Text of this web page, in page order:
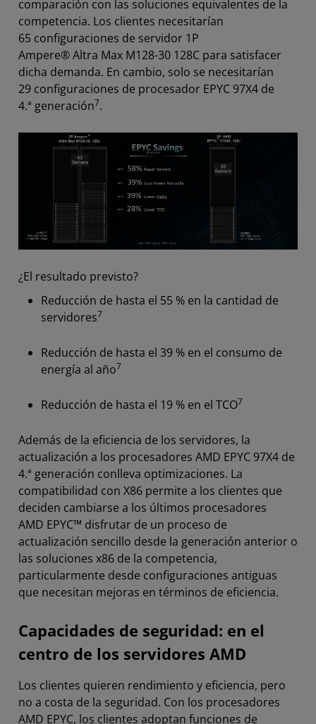
comparación con las soluciones equivalentes de la
competencia. Los clientes necesitarían
65 configuraciones de servidor 1P
Ampere® Altra Max M128-30 128C para satisfacer
dicha demanda. En cambio, solo se necesitarían
29 configuraciones de procesador EPYC 97X4 de
4.ª generación7.
¿El resultado previsto?
Reducción de hasta el 55 % en la cantidad de
servidores7
Reducción de hasta el 39 % en el consumo de
energía al año7
Reducción de hasta el 19 % en el TCO7
Además de la eficiencia de los servidores, la
actualización a los procesadores AMD EPYC 97X4 de
4.ª generación conlleva optimizaciones. La
compatibilidad con X86 permite a los clientes que
deciden cambiarse a los últimos procesadores
AMD EPYC™ disfrutar de un proceso de
actualización sencillo desde la generación anterior o
las soluciones x86 de la competencia,
particularmente desde configuraciones antiguas
que necesitan mejoras en términos de eficiencia.
Capacidades de seguridad: en el
centro de los servidores AMD
Los clientes quieren rendimiento y eficiencia, pero
no a costa de la seguridad. Con los procesadores
AMD EPYC, los clientes adoptan funciones de